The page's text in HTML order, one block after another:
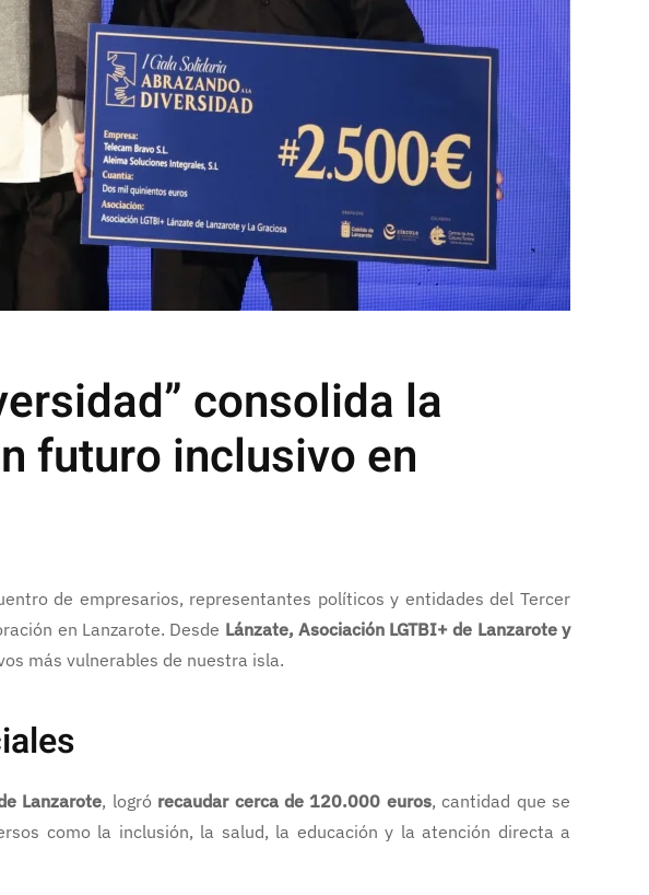
consolida la
futuro inclusivo en
de empresarios, representantes políticos y entidades del Tercer
en Lanzarote. Desde Lánzate, Asociación LGTBI+ de Lanzarote y
más vulnerables de nuestra isla.
Lanzarote, logró recaudar cerca de 120.000 euros, cantidad que se
como la inclusión, la salud, la educación y la atención directa a